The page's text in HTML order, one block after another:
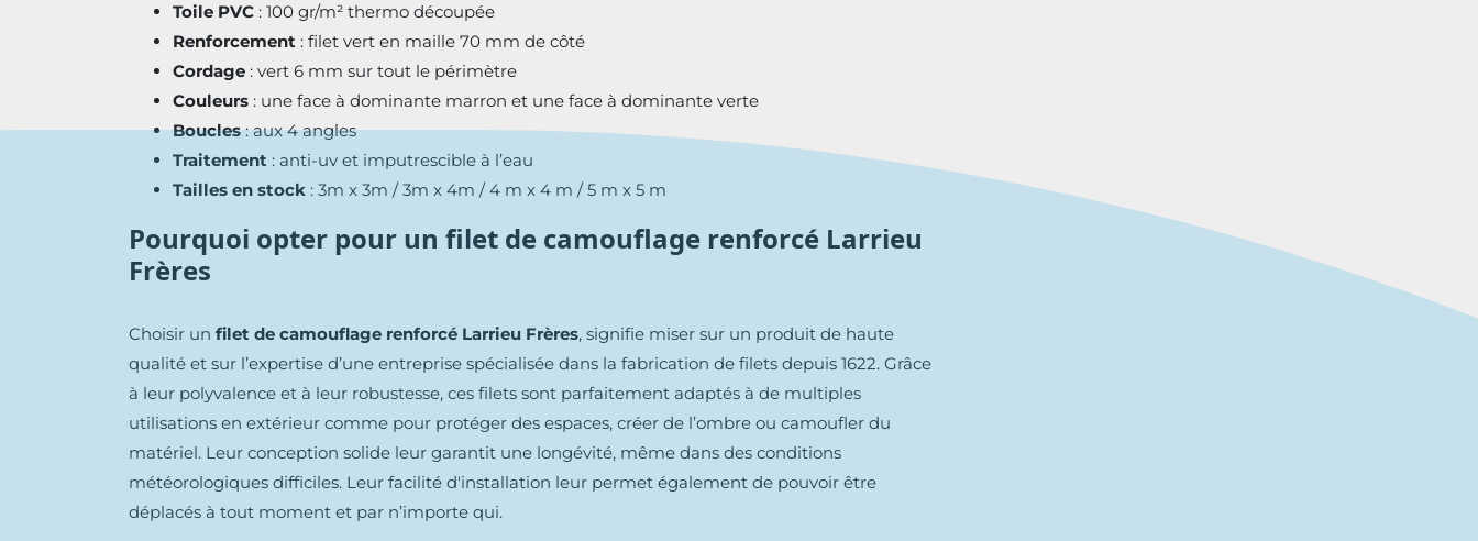
Toile PVC : 100 gr/m² thermo découpée
Renforcement : filet vert en maille 70 mm de côté
Cordage : vert 6 mm sur tout le périmètre
Couleurs : une face à dominante marron et une face à dominante verte
Boucles: aux 4 angles
Traitement : anti-uv et imputrescible à l’eau
Tailles en stock : 3m x 3m / 3m x 4m / 4 m x 4 m / 5 m x 5 m
Pourquoi opter pour un filet de camouflage renforcé Larrieu
Frères
Choisir un filet de camouflage renforcé Larrieu Frères, signifie miser sur un produit de haute
qualité et sur l’expertise d’une entreprise spécialisée dans la fabrication de filets depuis 1622. Grâce
à leur polyvalence et à leur robustesse, ces filets sont parfaitement adaptés à de multiples
utilisations en extérieur comme pour protéger des espaces, créer de l’ombre ou camoufler du
matériel. Leur conception solide leur garantit une longévité, même dans des conditions
météorologiques difficiles. Leur facilité d'installation leur permet également de pouvoir être
déplacés à tout moment et par n’importe qui.